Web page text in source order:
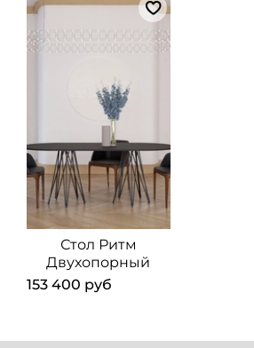
Стол Ритм
Двухопорный
153 400 руб